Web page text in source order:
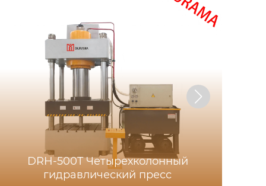
DRH-500T Четырехколонный
гидравлический пресс